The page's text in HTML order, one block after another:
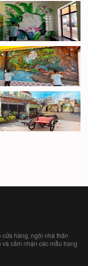
hàng, ngôi nhà thân
cảm nhận các mẫu trang